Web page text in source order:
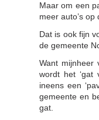
Maar om een
meer auto’s
Dat is ook fijn
de gemeente
Want mijnheer
wordt het ‘gat
ineens een
gemeente en
gat.